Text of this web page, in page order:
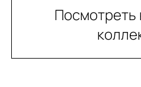
Посмотреть